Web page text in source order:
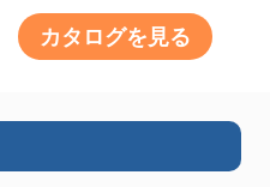
カタログを見る